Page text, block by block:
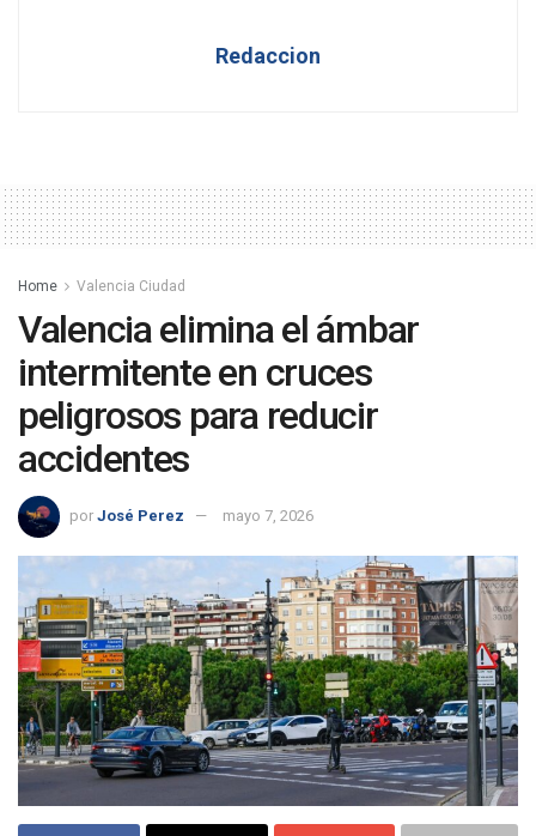
Redaccion
Home Valencia Ciudad
Valencia elimina el ámbar
intermitente en cruces
peligrosos para reducir
accidentes
por José Perez mayo 7, 2026